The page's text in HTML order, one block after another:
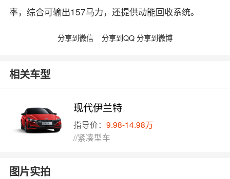
率，综合可输出157马力，还提供动能回收系统。
分享到微信 分享到QQ 分享到微博
相关车型
现代伊兰特
指导价：9.98-14.98万
//紧凑型车
图片实拍